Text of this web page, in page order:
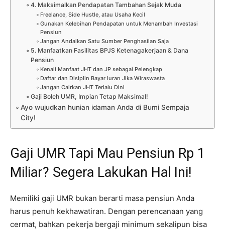
4. Maksimalkan Pendapatan Tambahan Sejak Muda
Freelance, Side Hustle, atau Usaha Kecil
Gunakan Kelebihan Pendapatan untuk Menambah Investasi
Pensiun
Jangan Andalkan Satu Sumber Penghasilan Saja
5. Manfaatkan Fasilitas BPJS Ketenagakerjaan & Dana
Pensiun
Kenali Manfaat JHT dan JP sebagai Pelengkap
Daftar dan Disiplin Bayar Iuran Jika Wiraswasta
Jangan Cairkan JHT Terlalu Dini
Gaji Boleh UMR, Impian Tetap Maksimal!
Ayo wujudkan hunian idaman Anda di Bumi Sempaja
City!
Gaji UMR Tapi Mau Pensiun Rp 1
Miliar? Segera Lakukan Hal Ini!
Memiliki gaji UMR bukan berarti masa pensiun Anda
harus penuh kekhawatiran. Dengan perencanaan yang
cermat, bahkan pekerja bergaji minimum sekalipun bisa